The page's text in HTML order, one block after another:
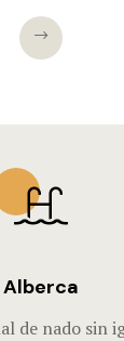
Alberca
de nado sin